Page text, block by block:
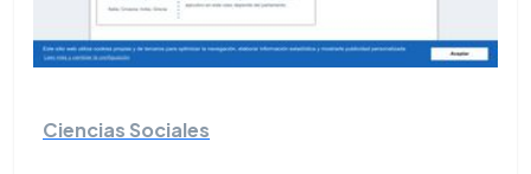
Ciencias Sociales